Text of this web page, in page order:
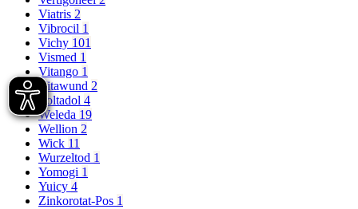
Viatris 2
Vibrocil 1
Vichy 101
Vismed 1
Vitango 1
Vitawund 2
Voltadol 4
Weleda 19
Wellion 2
Wick 11
Wurzeltod 1
Yomogi 1
Yuicy 4
Zinkorotat-Pos 1